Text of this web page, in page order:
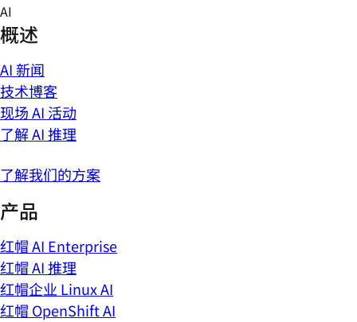
Skip
to
content
AI
概述
AI 新闻
技术博客
现场 AI 活动
了解 AI 推理
了解我们的方案
产品
红帽 AI Enterprise
红帽 AI 推理
红帽企业 Linux AI
红帽 OpenShift AI